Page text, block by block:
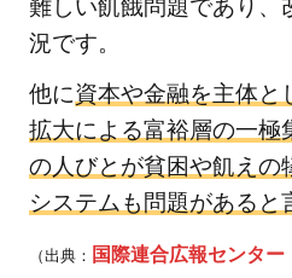
2.3
取り
組
み・
活動
の例
関連記
難しい飢餓問題であり、
況です。
他に資本や金融を主体と
拡大による富裕層の一極
の人びとが貧困や飢えの
システムも問題があると
（出典： 国際連合広報センター